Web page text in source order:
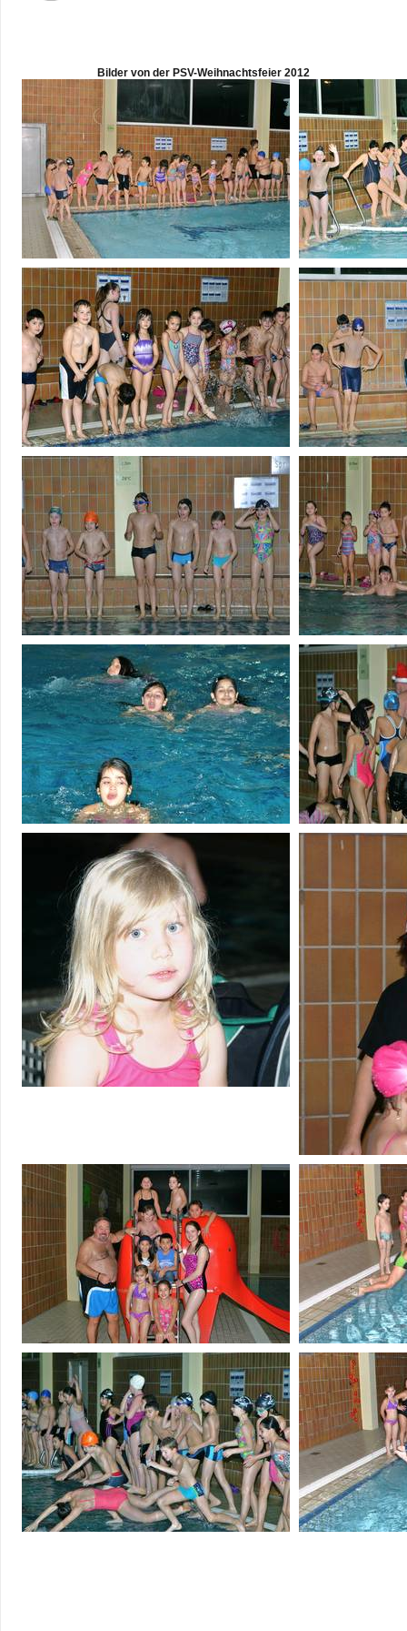
Bil­der von der PSV-Weih­nachts­feier 2012